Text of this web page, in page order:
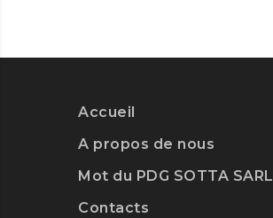
Accueil
A propos de nous
Mot du PDG SOTTA SARL
Contacts